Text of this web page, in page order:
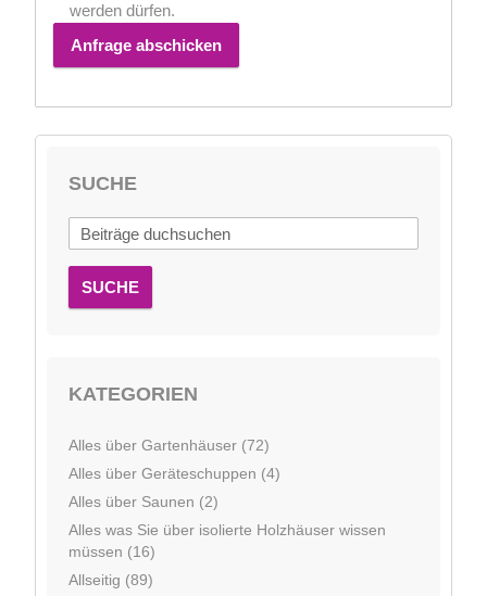
werden dürfen.
Anfrage abschicken
SUCHE
SUCHE
KATEGORIEN
Alles über Gartenhäuser (72)
Alles über Geräteschuppen (4)
Alles über Saunen (2)
Alles was Sie über isolierte Holzhäuser wissen
müssen (16)
Allseitig (89)